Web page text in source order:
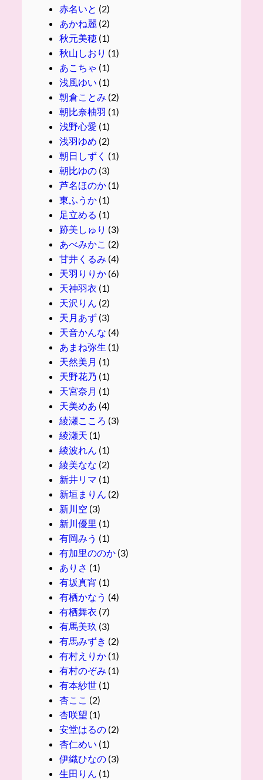
赤名いと (2)
あかね麗 (2)
秋元美穂(1)
秋山しおり (1)
あこちゃ (1)
浅風ゆい (1)
朝倉ことみ (2)
朝比奈柚羽 (1)
浅野心愛 (1)
浅羽ゆめ (2)
朝日しずく (1)
朝比ゆの(3)
芦名ほのか(1)
東ふうか(1)
足立める (1)
跡美しゅり (3)
あべみかこ (2)
甘井くるみ (4)
天羽りりか(6)
天神羽衣 (1)
天沢りん (2)
天月あず(3)
天音かんな (4)
あまね弥生 (1)
天然美月 (1)
天野花乃 (1)
天宮奈月 (1)
天美めあ (4)
綾瀬こころ (3)
綾瀬天 (1)
綾波れん (1)
綾美なな (2)
新井リマ (1)
新垣まりん (2)
新川空 (3)
新川優里 (1)
有岡みう (1)
有加里ののか(3)
ありさ (1)
有坂真宵 (1)
有栖かなう (4)
有栖舞衣 (7)
有馬美玖 (3)
有馬みずき (2)
有村えりか(1)
有村のぞみ (1)
有本紗世(1)
杏ここ (2)
杏咲望 (1)
安堂はるの(2)
杏仁めい (1)
伊織ひなの(3)
生田りん (1)